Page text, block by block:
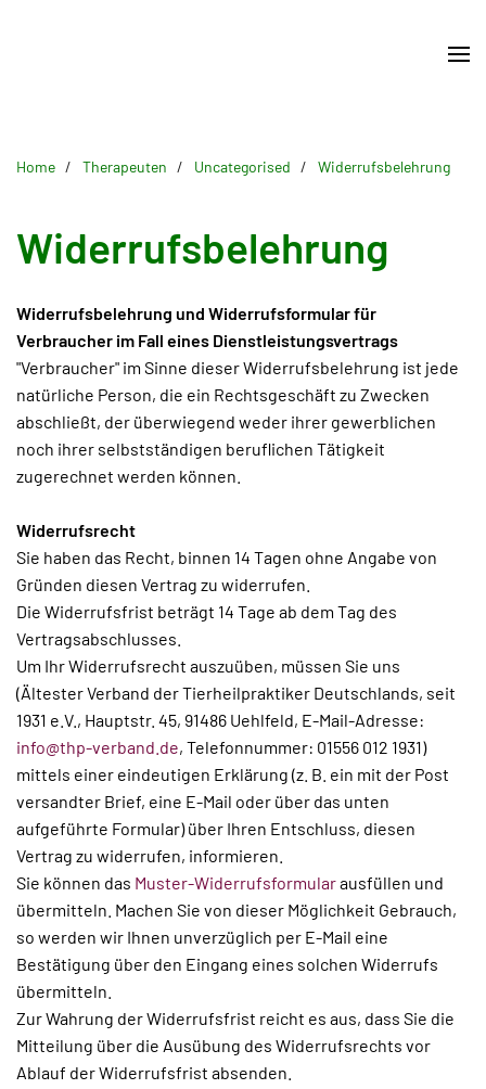
Home Therapeuten Uncategorised Widerrufsbelehrung
Widerrufsbelehrung
Widerrufsbelehrung und Widerrufsformular für
Verbraucher im Fall eines Dienstleistungsvertrags
"Verbraucher" im Sinne dieser Widerrufsbelehrung ist jede
natürliche Person, die ein Rechtsgeschäft zu Zwecken
abschließt, der überwiegend weder ihrer gewerblichen
noch ihrer selbstständigen beruflichen Tätigkeit
zugerechnet werden können.
Widerrufsrecht
Sie haben das Recht, binnen 14 Tagen ohne Angabe von
Gründen diesen Vertrag zu widerrufen.
Die Widerrufsfrist beträgt 14 Tage ab dem Tag des
Vertragsabschlusses.
Um Ihr Widerrufsrecht auszuüben, müssen Sie uns
(Ältester Verband der Tierheilpraktiker Deutschlands, seit
1931 e.V., Hauptstr. 45, 91486 Uehlfeld, E-Mail-Adresse:
info@thp-verband.de, Telefonnummer: 01556 012 1931)
mittels einer eindeutigen Erklärung (z. B. ein mit der Post
versandter Brief, eine E-Mail oder über das unten
aufgeführte Formular) über Ihren Entschluss, diesen
Vertrag zu widerrufen, informieren.
Sie können das Muster-Widerrufsformularausfüllen und
übermitteln. Machen Sie von dieser Möglichkeit Gebrauch,
so werden wir Ihnen unverzüglich per E-Mail eine
Bestätigung über den Eingang eines solchen Widerrufs
übermitteln.
Zur Wahrung der Widerrufsfrist reicht es aus, dass Sie die
Mitteilung über die Ausübung des Widerrufsrechts vor
Ablauf der Widerrufsfrist absenden.